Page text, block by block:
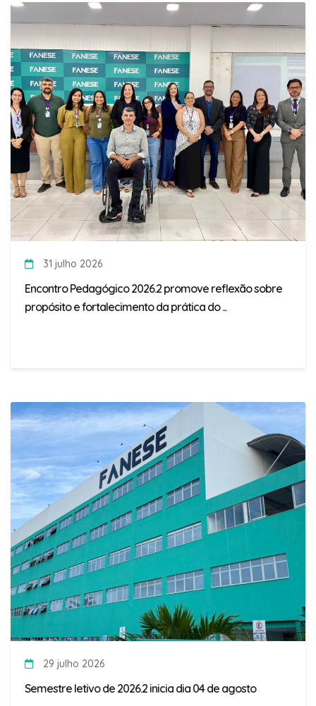
31 julho 2026
Encontro Pedagógico 2026.2 promove reflexão sobre
propósito e fortalecimento da prática do ...
29 julho 2026
Semestre letivo de 2026.2 inicia dia 04 de agosto